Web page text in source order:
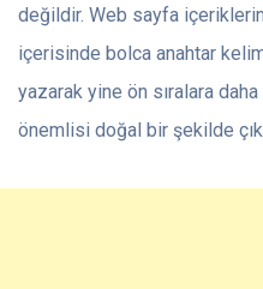
değildir. Web sayfa
içerisinde bolca anahtar
yazarak yine ön sıralara
önemlisi doğal bir şekilde